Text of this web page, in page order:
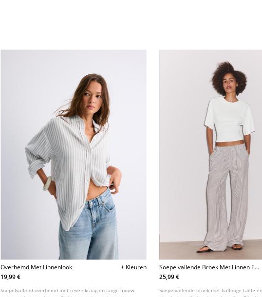
Overhemd Met Linnenlook
+ Kleuren
19,99 €
Soepelvallend overhemd met reverskraag en lange mouw
Soepelvallende Broek Met Linnen En
Strepen
25,99 €
Soepelvallende broek met halfhoge taille